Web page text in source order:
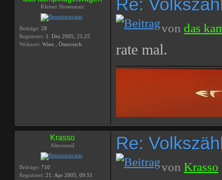
Kleiner Hosenmatz
Beiträge: 28
Registriert: 1. Dez 2005, 21:25
Wohnort: Wien , Österreich
Re:
von das
rate mal.
Krasso
Alterssenil
Beiträge: 710
Registriert: 21. Apr 2005, 09:51
Re:
von Krasso